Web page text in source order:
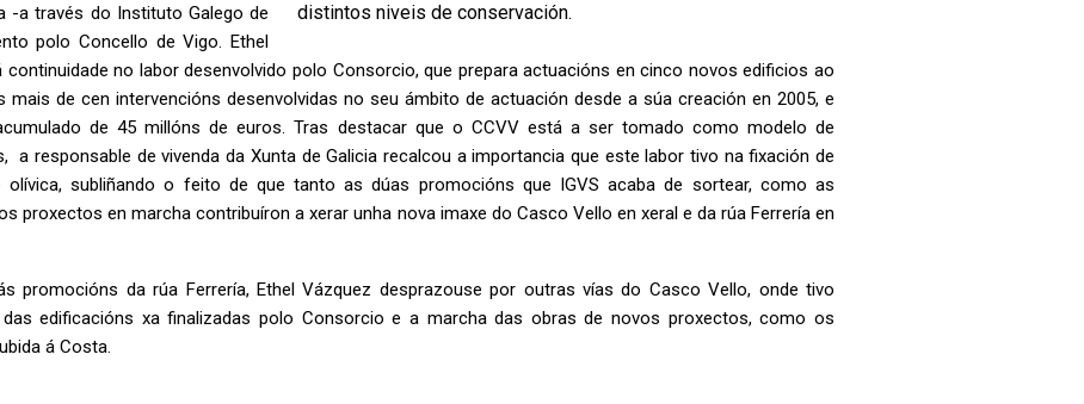
distintos niveis de conservación.
-a través do Instituto Galego de
polo Concello de Vigo. Ethel
no labor desenvolvido polo Consorcio, que prepara actuacións en cinco novos edificios ao
mais de cen intervencións desenvolvidas no seu ámbito de actuación desde a súa creación en 2005, e
de 45 millóns de euros. Tras destacar que o CCVV está a ser tomado como modelo de
a responsable de vivenda da Xunta de Galicia recalcou a importancia que este labor tivo na fixación de
olívica, subliñando o feito de que tanto as dúas promocións que IGVS acaba de sortear, como as
proxectos en marcha contribuíron a xerar unha nova imaxe do Casco Vello en xeral e da rúa Ferrería en
promocións da rúa Ferrería, Ethel Vázquez desprazouse por outras vías do Casco Vello, onde tivo
edificacións xa finalizadas polo Consorcio e a marcha das obras de novos proxectos, como os
á Costa.